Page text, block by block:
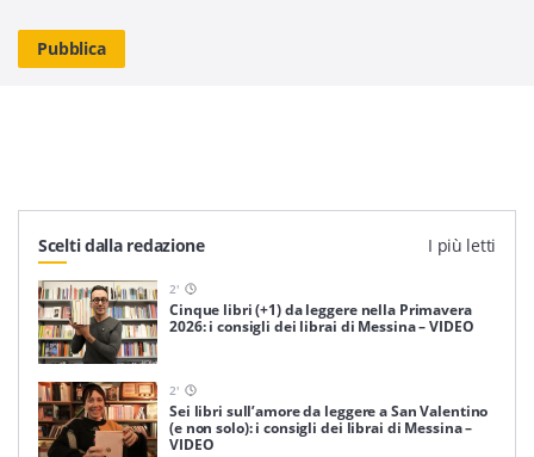
Scelti dalla redazione I più letti
2'
Cinque libri (+1) da leggere nella Primavera
2026: i consigli dei librai di Messina – VIDEO
2'
Sei libri sull’amore da leggere a San Valentino
(e non solo): i consigli dei librai di Messina –
VIDEO